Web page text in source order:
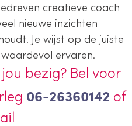
creatieve coach
nieuwe inzichten
Je wijst op de juiste
ervaren.
bezig? Bel voor
06-26360142 of